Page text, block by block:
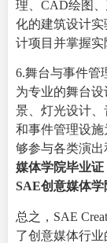
理、CAD绘图
化的建筑设计
计项目并掌握实
6.舞台与事件管
为专业的舞台
景、灯光设计
和事件管理设
够参与各类演出
媒体学院毕业证
SAE创意媒体学
总之，SAE
了创意媒体行